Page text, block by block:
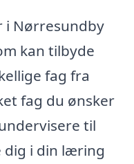
i Nørresundby
kan tilbyde
fag fra
fag du ønsker
til
dig i din læring